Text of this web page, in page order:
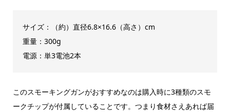
サイズ：（約）直径6.8×16.6（高さ）cm
重量：300g
電源：単3電池2本
このスモーキングガンがおすすめなのは購入時に3種類のスモ
ークチップが付属していることです。つまり食材さえあれば届